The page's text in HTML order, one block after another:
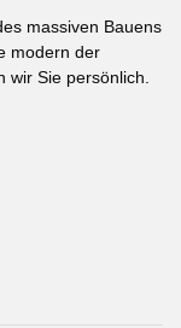
massiven Bauens
modern der
Sie persönlich.